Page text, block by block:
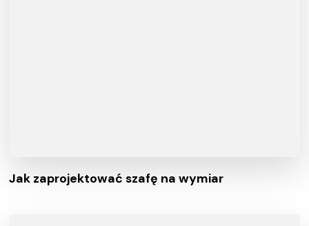
Jak zaprojektować szafę na wymiar